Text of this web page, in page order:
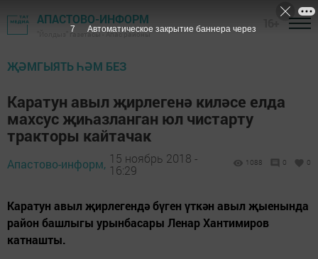
АПАСТОВО-ИНФОРМ
"Йолдыз" газетасы - Апас районы
ҖӘМГЫЯТЬ ҺӘМ БЕЗ
Каратун авыл җирлегенә киләсе елда
махсус җиһазланган юл чистарту
тракторы кайтачак
Апастово-информ, 15 ноябрь 2018 -
16:29
1088 0 0
Каратун авыл җирлегендә бүген үткән авыл җыенында
район башлыгы урынбасары Ленар Хантимиров
катнашты.
6 Автоматическое закрытие баннера через